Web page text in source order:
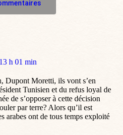
h 01 min
Dupont Moretti, ils vont s’en
Tunisien et du refus loyal de
de s’opposer à cette décision
par terre? Alors qu’il est
arabes ont de tous temps exploité